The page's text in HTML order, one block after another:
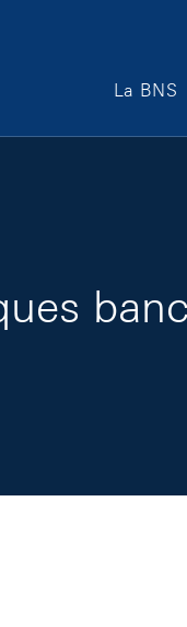
Main
La BNS